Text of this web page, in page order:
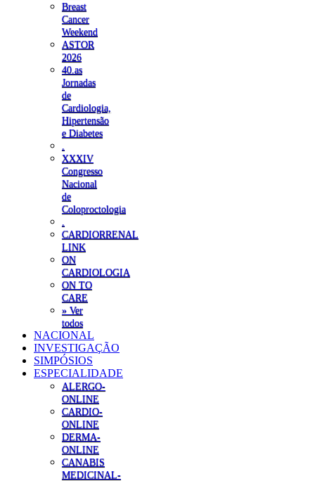
Breast
Cancer
Weekend
ASTOR
2026
40.as
Jornadas
de
Cardiologia,
Hipertensão
e Diabetes
XXXIV
Congresso
Nacional
de
Coloproctologia
CARDIORRENAL
LINK
ON
CARDIOLOGIA
ON TO
CARE
» Ver
todos
NACIONAL
INVESTIGAÇÃO
SIMPÓSIOS
ESPECIALIDADE
ALERGO-
ONLINE
CARDIO-
ONLINE
DERMA-
ONLINE
CANABIS
MEDICINAL-